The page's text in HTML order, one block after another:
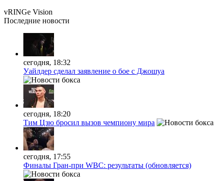
vRINGe Vision
Последние новости
сегодня, 18:32
Уайлдер сделал заявление о бое с Джошуа
сегодня, 18:20
Тим Цзю бросил вызов чемпиону мира
сегодня, 17:55
Финалы Гран-при WBC: результаты (обновляется)